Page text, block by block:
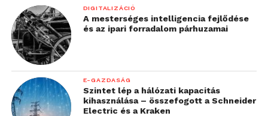
DIGITALIZÁCIÓ
A mesterséges intelligencia fejlődése
és az ipari forradalom párhuzamai
E-GAZDASÁG
Szintet lép a hálózati kapacitás
kihasználása – összefogott a Schneider
Electric és a Kraken